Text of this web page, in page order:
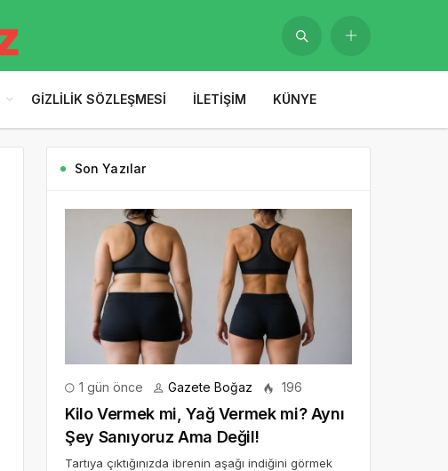
GIZLILIK SÖZLEŞMESI İLETIŞIM KÜNYE
Son Yazılar
1 gün önce Gazete Boğaz 196
Kilo Vermek mi, Yağ Vermek mi? Aynı
Şey Sanıyoruz Ama Değil!
Tartıya çıktığınızda ibrenin aşağı indiğini görmek